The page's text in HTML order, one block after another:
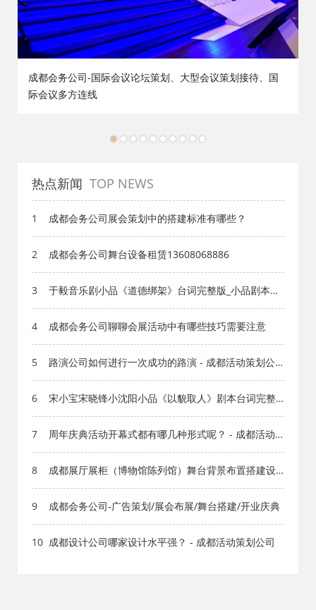
成都会务公司-国际会议论坛策划、大型会议策划接待、国
际会议多方连线
5 6 7 8 9 10
热点新闻 TOP NEWS
1 成都会务公司展会策划中的搭建标准有哪些？
2 成都会务公司舞台设备租赁13608068886
3
于毅音乐剧小品《道德绑架》台词完整版_小品剧本库_
网
4 成都会务公司聊聊会展活动中有哪些技巧需要注意
5
路演公司如何进行一次成功的路演 - 成都活动策划公
6
宋小宝宋晓锋小沈阳小品《以貌取人》剧本台词完整
网_文案网_文档网
7
周年庆典活动开幕式都有哪几种形式呢？ - 成都活动
8
成都展厅展柜（博物馆陈列馆）舞台背景布置搭建设
9
成都会务公司-广告策划/展会布展/舞台搭建/开业庆典
10 成都设计公司哪家设计水平强？ - 成都活动策划公司